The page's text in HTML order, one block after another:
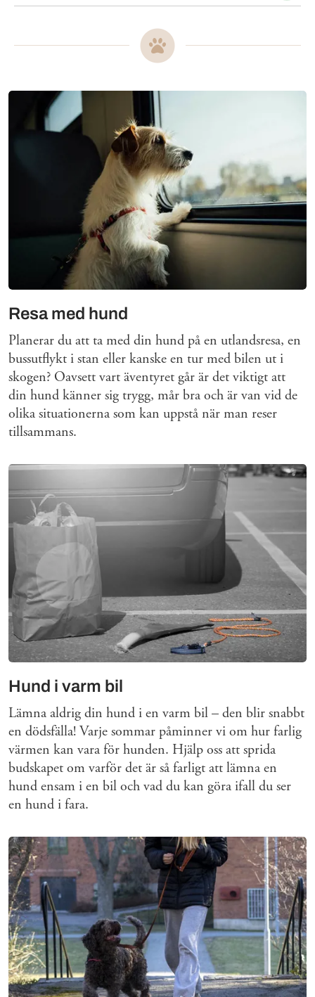
Mer om
Resa med hund
Planerar du att ta med din hund på en utlandsresa, en
bussutflykt i stan eller kanske en tur med bilen ut i
skogen? Oavsett vart äventyret går är det viktigt att
din hund känner sig trygg, mår bra och är van vid de
olika situationerna som kan uppstå när man reser
tillsammans.
Hund i varm bil
Lämna aldrig din hund i en varm bil – den blir snabbt
en dödsfälla! Varje sommar påminner vi om hur farlig
värmen kan vara för hunden. Hjälp oss att sprida
budskapet om varför det är så farligt att lämna en
hund ensam i en bil och vad du kan göra ifall du ser
en hund i fara.